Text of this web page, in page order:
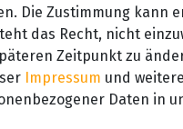
Die Zustimmung kann
das Recht, nicht
Zeitpunkt zu
Impressum und
Daten in